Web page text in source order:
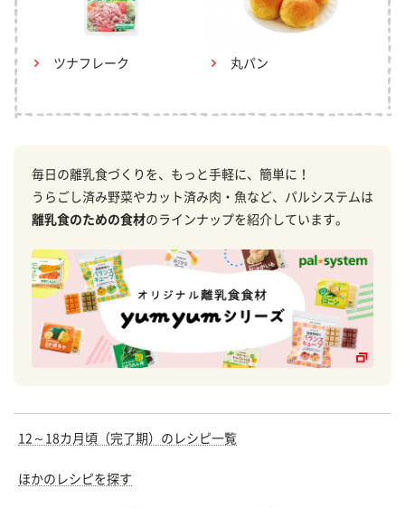
ツナフレーク 丸パン
毎日の離乳食づくりを、もっと手軽に、簡単に！
うらごし済み野菜やカット済み肉・魚など、パルシステムは
離乳食のための食材のラインナップを紹介しています。
12～18カ月頃（完了期）のレシピ一覧
ほかのレシピを探す